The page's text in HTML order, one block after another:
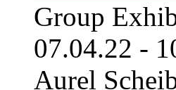
Group
07.04.22 -
Aurel